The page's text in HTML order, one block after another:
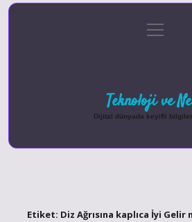
Gizlilik Politikası
menüyü
aç
Teknoloji ve
Dijital dünyada keyifli
Etiket: Diz Ağrısına kaplıca İyi Gelir